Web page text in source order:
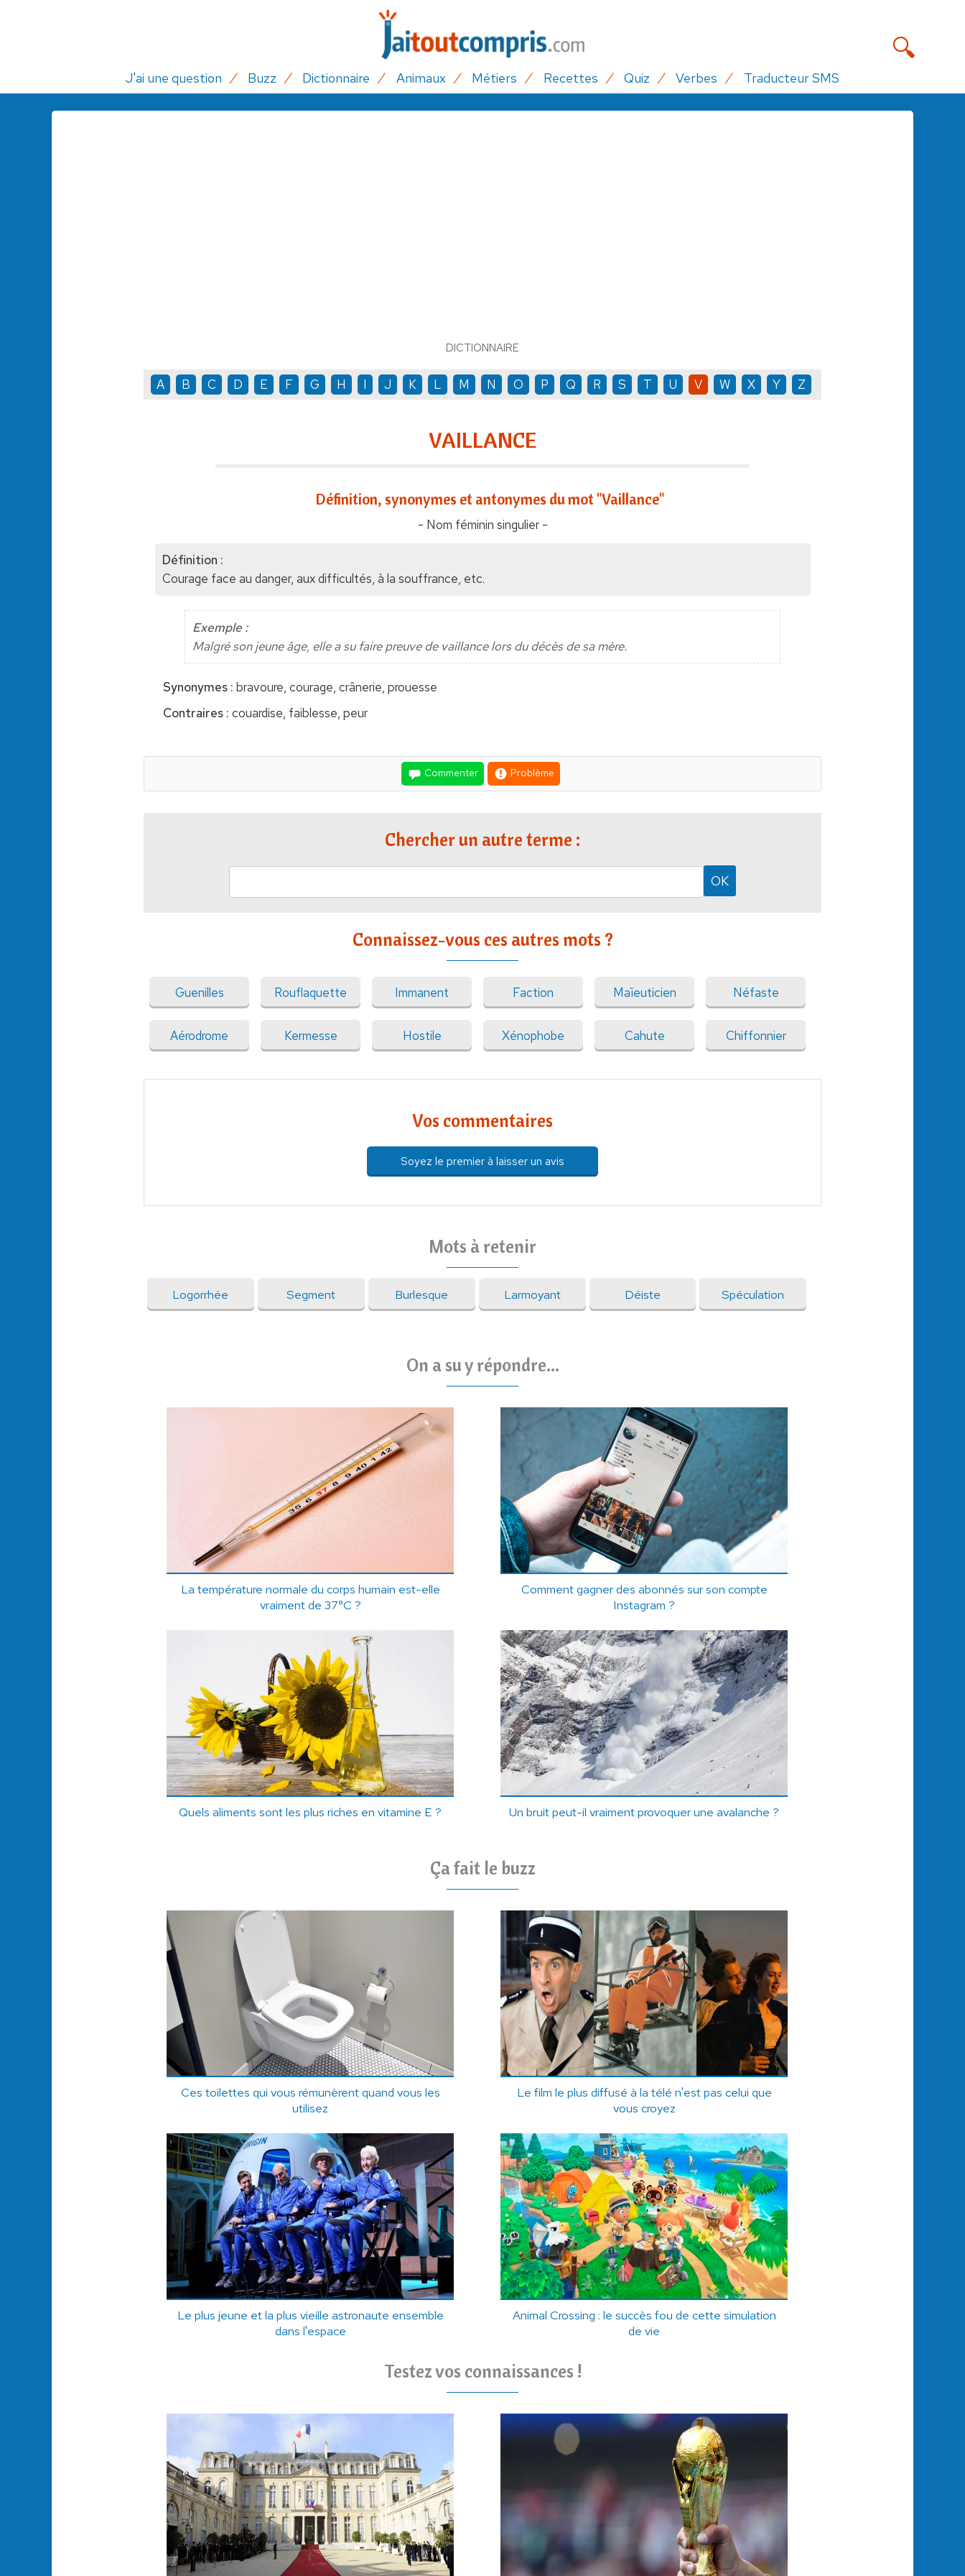
J'ai une question Buzz Dictionnaire Animaux Métiers Recettes Quiz Verbes Traducteur SMS
DICTIONNAIRE
A B C D E F G H I J K L M N O P Q R S T U V W X Y Z
VAILLANCE
Définition, synonymes et antonymes du mot "Vaillance"
- Nom féminin singulier -
Définition :
Courage face au danger, aux difficultés, à la souffrance, etc.
Exemple :
Malgré son jeune âge, elle a su faire preuve de vaillance lors du décès de sa mère.
Synonymes : bravoure, courage, crânerie, prouesse
Contraires : couardise, faiblesse, peur
Commenter Problème
Chercher un autre terme :
Connaissez-vous ces autres mots ?
Guenilles Rouflaquette Immanent Faction Maïeuticien Néfaste
Aérodrome Kermesse Hostile Xénophobe Cahute Chiffonnier
Vos commentaires
Soyez le premier à laisser un avis
Mots à retenir
Logorrhée Segment Burlesque Larmoyant Déiste Spéculation
On a su y répondre...
La température normale du corps humain est-elle
vraiment de 37°C ?
Comment gagner des abonnés sur son compte
Instagram ?
Quels aliments sont les plus riches en vitamine E ? Un bruit peut-il vraiment provoquer une avalanche ?
Ça fait le buzz
Ces toilettes qui vous rémunèrent quand vous les
utilisez
Le film le plus diffusé à la télé n'est pas celui que
vous croyez
Le plus jeune et la plus vieille astronaute ensemble
dans l'espace
Animal Crossing : le succès fou de cette simulation
de vie
Testez vos connaissances !